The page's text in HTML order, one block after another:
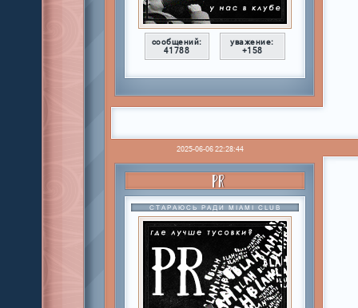
сообщений:
41788
уважение:
+158
2025-06-06 22:28:44
PR
СТАРАЮСЬ РАДИ MIAMI CLUB